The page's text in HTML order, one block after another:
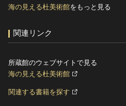
海の見える杜美術館をもっと見る
関連リンク
所蔵館のウェブサイトで見る
海の見える杜美術館
関連する書籍を探す